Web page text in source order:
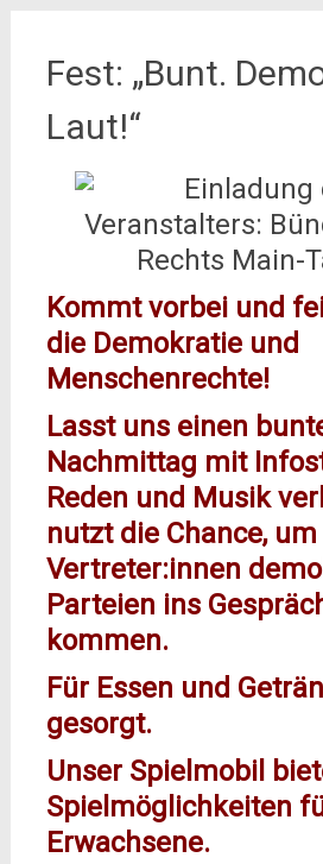
Fest: „Bunt.
Laut!“
Kommt vorbei und
die Demokratie und
Menschenrechte!
Lasst uns einen
Nachmittag mit
Reden und Musik
nutzt die Chance,
Vertreter:innen
Parteien ins
kommen.
Für Essen und
gesorgt.
Unser Spielmobil
Spielmöglichkeiten
Erwachsene.